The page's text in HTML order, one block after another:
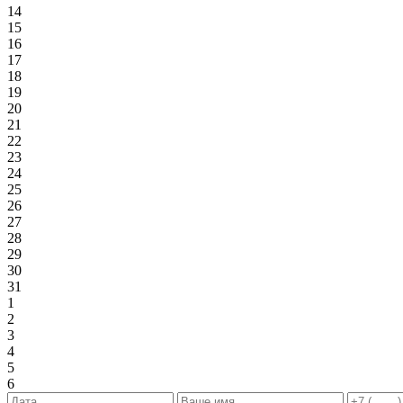
14
15
16
17
18
19
20
21
22
23
24
25
26
27
28
29
30
31
1
2
3
4
5
6